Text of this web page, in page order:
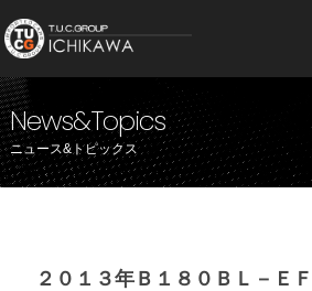
News&Topics
ニュース&トピックス
２０１３年Ｂ１８０ＢＬ－Ｅ